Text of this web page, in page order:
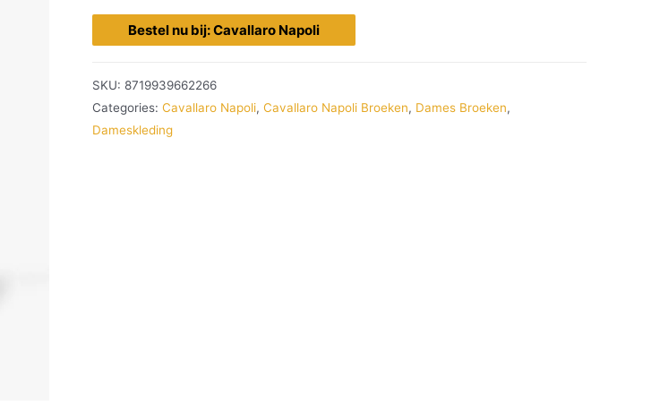
Bestel nu bij: Cavallaro Napoli
SKU: 8719939662266
Categories: Cavallaro Napoli, Cavallaro Napoli Broeken, Dames Broeken,
Dameskleding